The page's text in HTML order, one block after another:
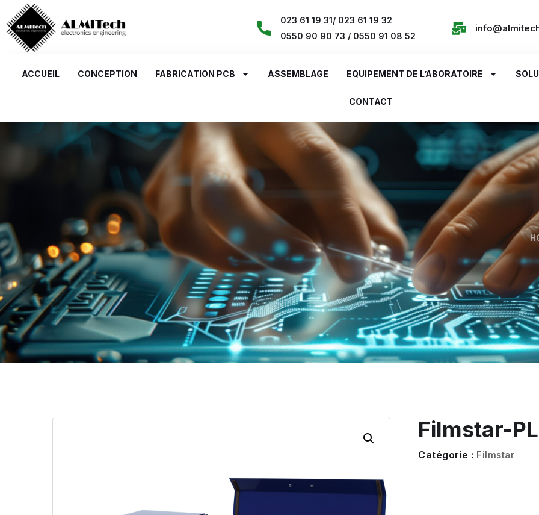
023 61 19 31/ 023 61 19 32
0550 90 90 73 / 0550 91 08 52
ACCUEIL CONCEPTION FABRICATION PCB ASSEMBLAGE EQUIPEMENT DE L’ABORATOIRE
CONTACT
Filmstar-
Catégorie : Filmstar